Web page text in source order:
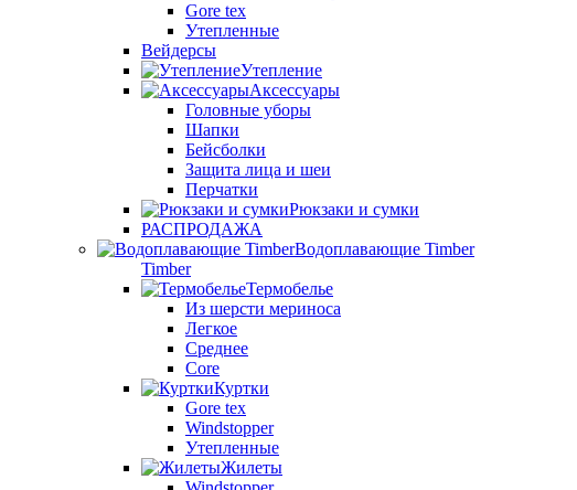
Gore tex
Утепленные
Вейдерсы
Утепление
Аксессуары
Головные уборы
Шапки
Бейсболки
Защита лица и шеи
Перчатки
Рюкзаки и сумки
РАСПРОДАЖА
Водоплавающие Timber
Timber
Термобелье
Из шерсти мериноса
Легкое
Среднее
Core
Куртки
Gore tex
Windstopper
Утепленные
Жилеты